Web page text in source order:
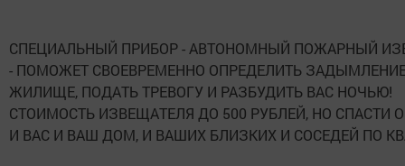
СПЕЦИАЛЬНЫЙ ПРИБОР - АВТОНОМНЫЙ ПОЖАРНЫЙ
- ПОМОЖЕТ СВОЕВРЕМЕННО ОПРЕДЕЛИТЬ
ЖИЛИЩЕ, ПОДАТЬ ТРЕВОГУ И РАЗБУДИТЬ ВАС НОЧЬЮ!
СТОИМОСТЬ ИЗВЕЩАТЕЛЯ ДО 500 РУБЛЕЙ, НО СПАСТИ
И ВАС И ВАШ ДОМ, И ВАШИХ БЛИЗКИХ И СОСЕДЕЙ ПО